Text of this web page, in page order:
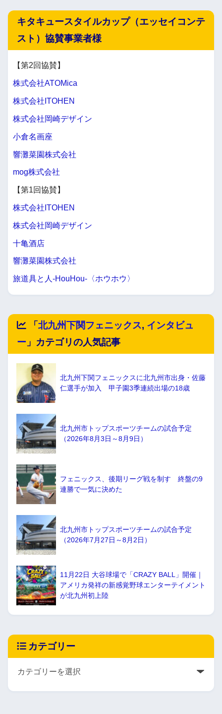
キタキュースタイルカップ（エッセイコンテ
スト）協賛事業者様
【第2回協賛】
株式会社ATOMica
株式会社ITOHEN
株式会社岡崎デザイン
小倉名画座
響灘菜園株式会社
mog株式会社
【第1回協賛】
株式会社ITOHEN
株式会社岡崎デザイン
十亀酒店
響灘菜園株式会社
旅道具と人-HouHou-〈ホウホウ〉
「 北九州下関フェニックス, インタビュ
ー 」カテゴリの人気記事
北九州下関フェニックスに北九州市出身・佐藤
仁選手が加入 甲子園3季連続出場の18歳
北九州市トップスポーツチームの試合予定
（2026年8月3日～8月9日）
フェニックス、後期リーグ戦を制す 終盤の9
連勝で一気に決めた
北九州市トップスポーツチームの試合予定
（2026年7月27日～8月2日）
11月22日 大谷球場で「CRAZY BALL」開催｜
アメリカ発祥の新感覚野球エンターテイメント
が北九州初上陸
カテゴリー